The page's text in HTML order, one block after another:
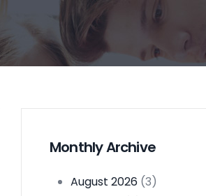
Monthly Archive
August 2026 (3)